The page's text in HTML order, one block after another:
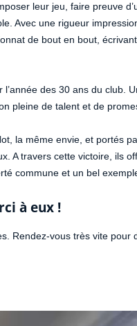
leur jeu, faire preuve
Avec une rigueur
de bout en bout,
des 30 ans du club.
pleine de talent et de
la même envie, et portés
A travers cette victoire, ils
commune et un bel
à eux !
Rendez-vous très vite pour